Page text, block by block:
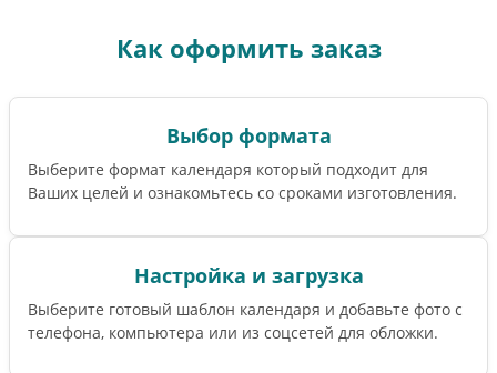
Как оформить заказ
Выбор формата
Выберите формат календаря который подходит для
Ваших целей и ознакомьтесь со сроками изготовления.
Настройка и загрузка
Выберите готовый шаблон календаря и добавьте фото с
телефона, компьютера или из соцсетей для обложки.